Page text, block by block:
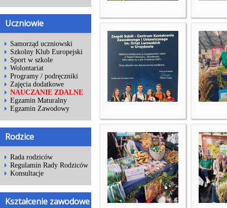
Uczniowie
Samorząd uczniowski
Szkolny Klub Europejski
Sport w szkole
Wolontariat
Programy / podręczniki
Zajęcia dodatkowe
NAUCZANIE ZDALNE
Egzamin Maturalny
Egzamin Zawodowy
Rodzice
Rada rodziców
Regulamin Rady Rodziców
Konsultacje
Kształcenie zawodowe